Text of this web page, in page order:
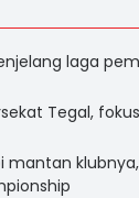
laga
Tegal, fokus
klubnya,